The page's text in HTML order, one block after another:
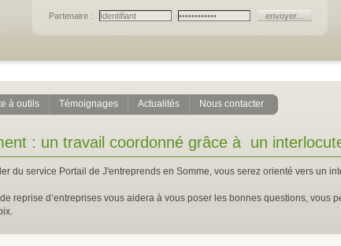
Partenaire :
à outils Témoignages Actualités Nous contacter
: un travail coordonné grâce à un
du service Portail de J'entreprends en Somme, vous serez orienté vers un
reprise d’entreprises vous aidera à vous poser les bonnes questions, vous